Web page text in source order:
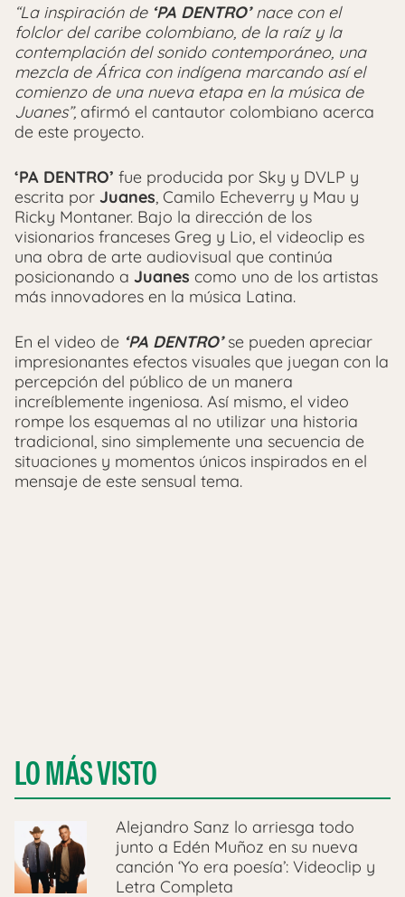
“La inspiración de ‘PA DENTRO’nace con el
folclor del caribe colombiano, de la raíz y la
contemplación del sonido contemporáneo, una
mezcla de África con indígena marcando así el
comienzo de una nueva etapa en la música de
Juanes”, afirmó el cantautor colombiano acerca
de este proyecto.
‘PA DENTRO’ fue producida por Sky y DVLP y
escrita por Juanes, Camilo Echeverry y Mau y
Ricky Montaner. Bajo la dirección de los
visionarios franceses Greg y Lio, el videoclip es
una obra de arte audiovisual que continúa
posicionando a Juanes como uno de los artistas
más innovadores en la música Latina.
En el video de ‘PA DENTRO’se pueden apreciar
impresionantes efectos visuales que juegan con la
percepción del público de un manera
increíblemente ingeniosa. Así mismo, el video
rompe los esquemas al no utilizar una historia
tradicional, sino simplemente una secuencia de
situaciones y momentos únicos inspirados en el
mensaje de este sensual tema.
LO MÁS VISTO
Alejandro Sanz lo arriesga todo
junto a Edén Muñoz en su nueva
canción ‘Yo era poesía’: Videoclip y
Letra Completa